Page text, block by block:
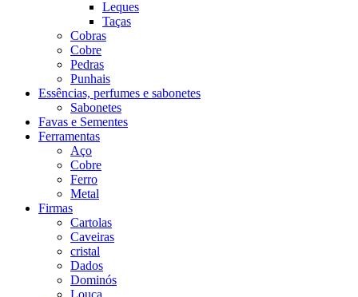
Leques
Taças
Cobras
Cobre
Pedras
Punhais
Essências, perfumes e sabonetes
Sabonetes
Favas e Sementes
Ferramentas
Aço
Cobre
Ferro
Metal
Firmas
Cartolas
Caveiras
cristal
Dados
Dominós